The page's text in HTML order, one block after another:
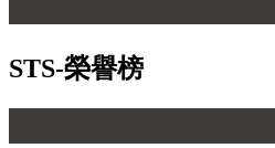
STS-榮譽榜